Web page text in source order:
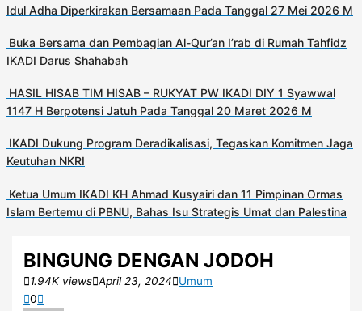
Idul Adha Diperkirakan Bersamaan Pada Tanggal 27 Mei 2026 M
Buka Bersama dan Pembagian Al-Qur’an I’rab di Rumah Tahfidz
IKADI Darus Shahabah
HASIL HISAB TIM HISAB – RUKYAT PW IKADI DIY 1 Syawwal
1147 H Berpotensi Jatuh Pada Tanggal 20 Maret 2026 M
IKADI Dukung Program Deradikalisasi, Tegaskan Komitmen Jaga
Keutuhan NKRI
Ketua Umum IKADI KH Ahmad Kusyairi dan 11 Pimpinan Ormas
Islam Bertemu di PBNU, Bahas Isu Strategis Umat dan Palestina
BINGUNG DENGAN JODOH
1.94K views April 23, 2024
Umum
0